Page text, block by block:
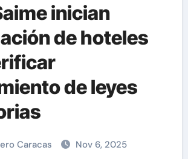
inician
de hoteles
de leyes
Caracas Nov 6, 2025